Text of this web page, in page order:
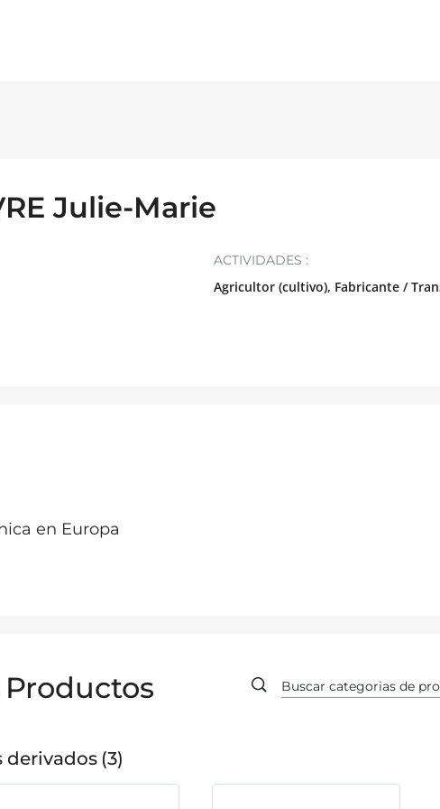
Julie-Marie
ACTIVIDADES :
Agricultor (cultivo), Fabricante /
en Europa
derivados 3